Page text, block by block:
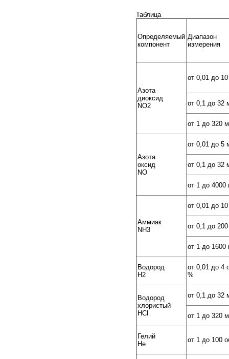
Таблица
Определяемый
компонент
Диапазон
измерения
Азота
диоксид
NO2
от 0,01 до
от 0,1 до 32
от 1 до 320
Азота
оксид
NO
от 0,01 до 5
от 0,1 до 32
от 1 до 4000
Аммиак
NH3
от 0,01 до
от 0,1 до
от 1 до 1600
Водород
H2
от 0,01 до 4
%
Водород
хлористый
HCl
от 0,1 до 32
от 1 до 320
Гелий
He
от 1 до 100